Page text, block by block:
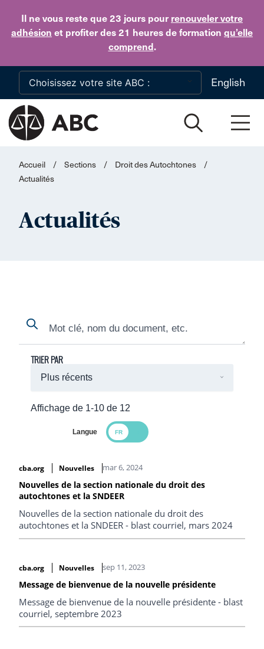
Il ne vous reste que 23 jours pour renouveler votre
adhésion et profiter des 21 heures de formation qu’elle
comprend.
Skip to main content
English
Accueil / Sections / Droit des Autochtones
/
Actualités
Actualités
Search
Search
Affichage de 1-10 de 12
TRIER PAR
Langue
cba.org
Nouvelles mar 6, 2024
Nouvelles de la section nationale du droit des
autochtones et la SNDEER
Nouvelles de la section nationale du droit des
autochtones et la SNDEER - blast courriel, mars 2024
cba.org Nouvelles sep 11, 2023
Message de bienvenue de la nouvelle présidente
Message de bienvenue de la nouvelle présidente - blast
courriel, septembre 2023